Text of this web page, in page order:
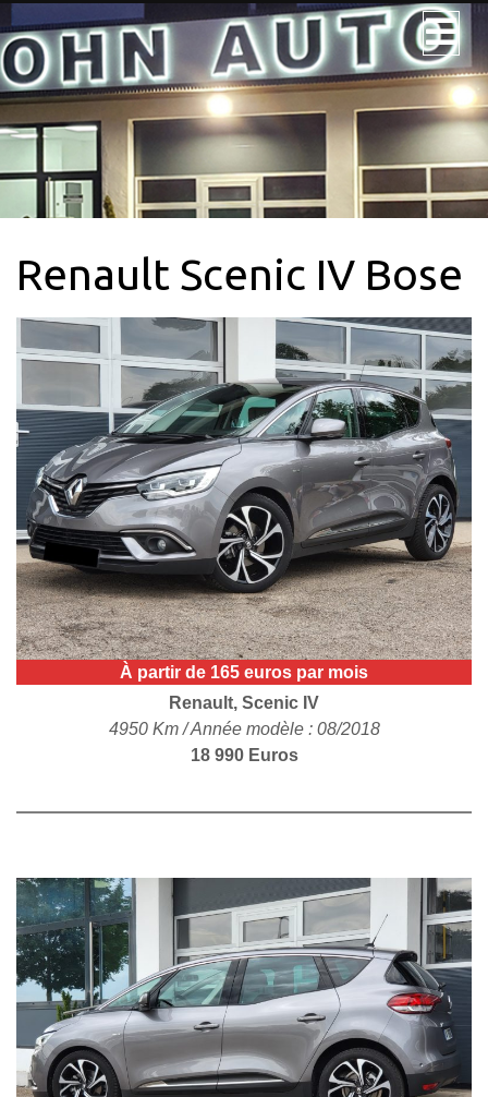
JOHN AUTO
NOS VÉHICULES
NOS UTILITAIRES
VÉHICULE 9PL.
LOCATION
CONTACTEZ-
NOUS + SERVICE
QUI SOMMES-
NOUS?
POLITIQUE DE
CONFIDENTIALITÉ
Renault Scenic IV Bose
À partir de 165 euros par mois
Renault, Scenic IV
4950 Km / Année modèle : 08/2018
18 990 Euros